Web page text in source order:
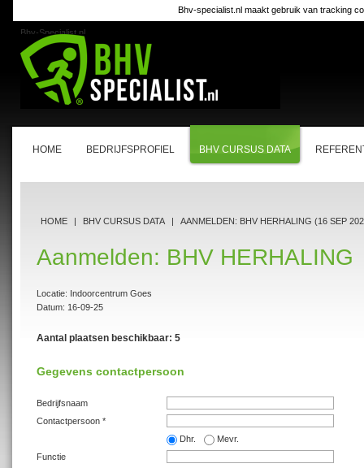
Bhv-specialist.nl maakt gebruik van tracking
Bhv-Specialist.nl
HOME BEDRIJFSPROFIEL BHV CURSUS DATA
HOME | BHV CURSUS DATA | AANMELDEN: BHV HERHALING (16 SEP
Aanmelden: BHV HERHALING
Locatie: Indoorcentrum Goes
Datum: 16-09-25
Aantal plaatsen beschikbaar: 5
Gegevens contactpersoon
Bedrijfsnaam
Contactpersoon *
Dhr.
Mevr.
Functie